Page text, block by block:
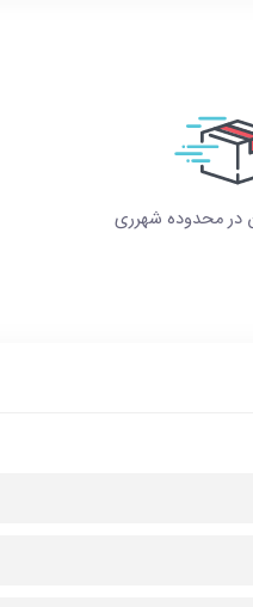
در محدوده شهرری